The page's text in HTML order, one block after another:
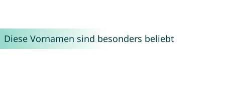
Diese Vornamen sind besonders beliebt